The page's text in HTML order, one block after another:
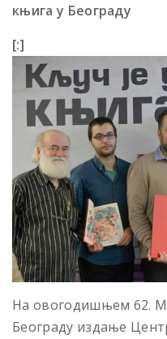
књига у Београду
[:]
На овогодишњем 62.
Београду издање